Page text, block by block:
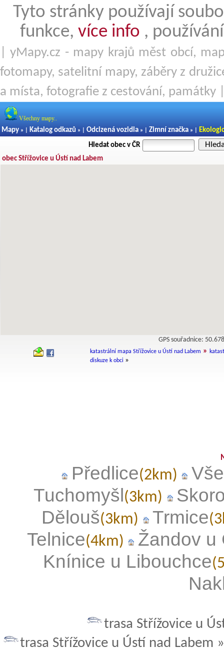
Tyto stránky používají
funkce, více info ,
| yMapy.cz - mapy krajů měst obcí,
fotomapy, satelitní mapy, záběry z
a místa, fotografie z cestování, památky
Všechny mapy..
Mapy » | Katalog odkazů » | Odcizená vozidla » | Zimní značka » |
Hledat obec v ČR
obec Střížovice u Ústí nad Labem
GPS souřadnice:
katastrální mapa Střížovice u Ústí nad Labem »
diskuze k obci »
Předlice(2km)
Tuchomyšl(3km)
Dělouš(3km) Trmice
Telnice(4km)
Žandov u
Knínice u Libouchce
trasa Střížovice u
trasa Střížovice u Ústí nad Labem